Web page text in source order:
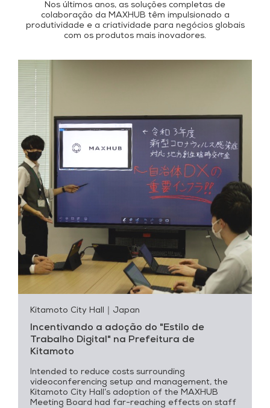
Nos últimos anos, as soluções completas de
colaboração da MAXHUB têm impulsionado a
produtividade e a criatividade para negócios globais
com os produtos mais inovadores.
Kitamoto City Hall ｜Japan
Incentivando a adoção do "Estilo de
Trabalho Digital" na Prefeitura de
Kitamoto
Intended to reduce costs surrounding
videoconferencing setup and management, the
Kitamoto City Hall’s adoption of the MAXHUB
Meeting Board had far-reaching effects on staff